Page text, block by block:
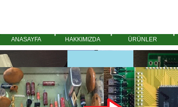
ANASAYFA HAKKIMIZDA ÜRÜNLER